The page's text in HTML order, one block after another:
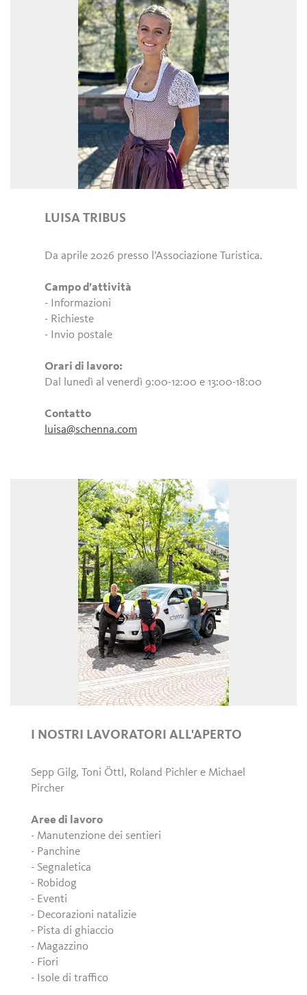
LUISA TRIBUS
Da aprile 2026 presso l’Associazione Turistica.
Campo d’attività
- Informazioni
- Richieste
- Invio postale
Orari di lavoro:
Dal lunedì al venerdì 9:00-12:00 e 13:00-18:00
Contatto
luisa@schenna.com
I NOSTRI LAVORATORI ALL'APERTO
Sepp Gilg, Toni Öttl, Roland Pichler e Michael
Pircher
Aree di lavoro
- Manutenzione dei sentieri
- Panchine
- Segnaletica
- Robidog
- Eventi
- Decorazioni natalizie
- Pista di ghiaccio
- Magazzino
- Fiori
- Isole di traffico